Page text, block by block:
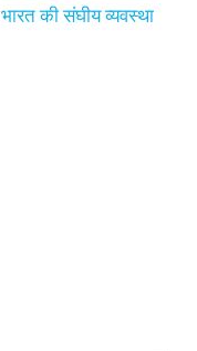
भारत की संघीय व्यवस्था